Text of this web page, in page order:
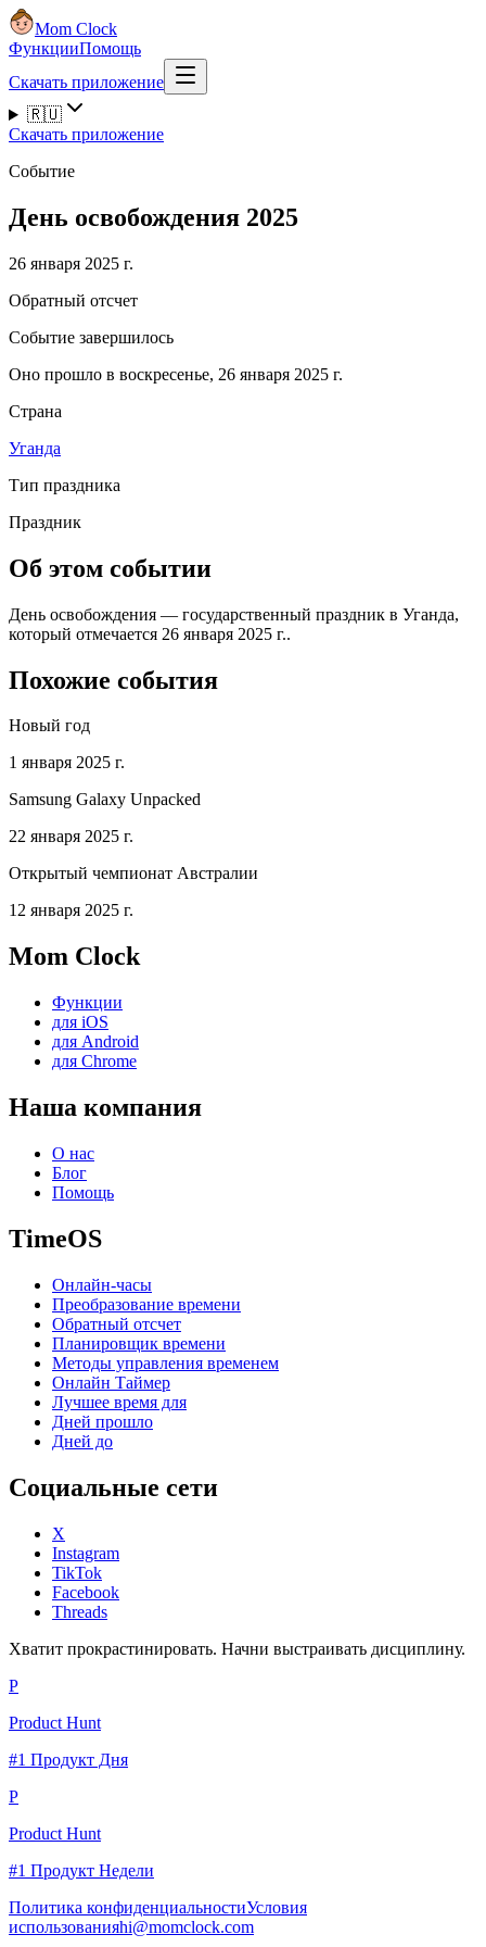
Mom Clock
ФункцииПомощь
Скачать приложение
🇷🇺
Скачать приложение
Событие
День освобождения 2025
26 января 2025 г.
Обратный отсчет
Событие завершилось
Оно прошло в воскресенье, 26 января 2025 г.
Страна
Уганда
Тип праздника
Праздник
Об этом событии
День освобождения — государственный праздник в Уганда,
который отмечается 26 января 2025 г..
Похожие события
Новый год
1 января 2025 г.
Samsung Galaxy Unpacked
22 января 2025 г.
Открытый чемпионат Австралии
12 января 2025 г.
Mom Clock
Функции
для iOS
для Android
для Chrome
Наша компания
О нас
Блог
Помощь
TimeOS
Онлайн-часы
Преобразование времени
Обратный отсчет
Планировщик времени
Методы управления временем
Онлайн Таймер
Лучшее время для
Дней прошло
Дней до
Социальные сети
X
Instagram
TikTok
Facebook
Threads
Хватит прокрастинировать. Начни выстраивать дисциплину.
P
Product Hunt
#1 Продукт Дня
P
Product Hunt
#1 Продукт Недели
Политика конфиденциальностиУсловия
использованияhi@momclock.com